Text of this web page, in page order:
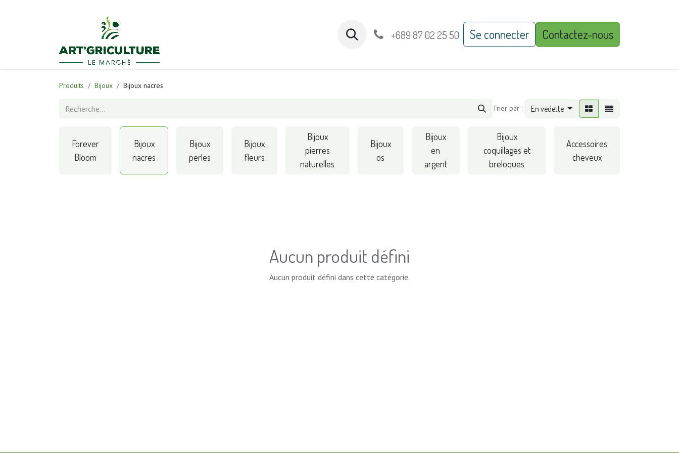
+689 87 02 25 50 Se connecter Contactez-nous
Produits Bijoux Bijoux nacres
Trier par : En vedette
Forever
Bloom
Bijoux
nacres
Bijoux
perles
Bijoux
fleurs
Bijoux
pierres
naturelles
Bijoux
os
Bijoux
en
argent
Bijoux
coquillages et
breloques
Accessoires
cheveux
Aucun produit défini
Aucun produit défini dans cette catégorie.